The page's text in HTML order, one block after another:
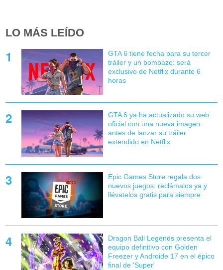
LO MÁS LEÍDO
GTA 6 tiene fecha para su tercer
tráiler y un bombazo: será
exclusivo de Netflix durante 6
horas
GTA 6 ya ha actualizado su web
oficial con una nueva imagen
antes de lanzar su tráiler
extendido en Netflix
Epic Games Store regala dos
nuevos juegos: reclámalos ya y
llévatelos gratis para siempre
Dragon Ball Legends presenta el
equipo definitivo con Golden
Freezer y Androide 17 en el épico
final de 'Super'